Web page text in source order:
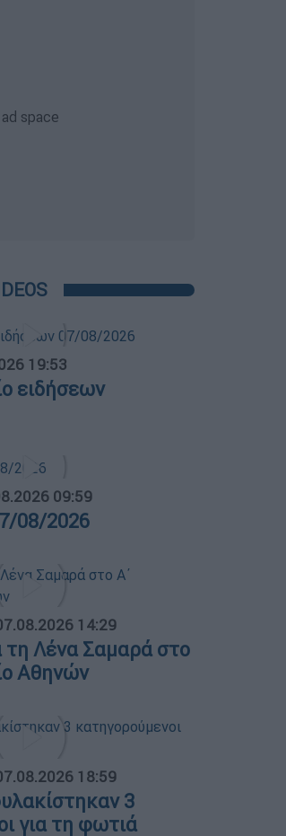
19:53
ειδήσεων
09:59
08/2026
14:29
τη Λένα Σαμαρά στο
Αθηνών
18:59
3
για τη φωτιά